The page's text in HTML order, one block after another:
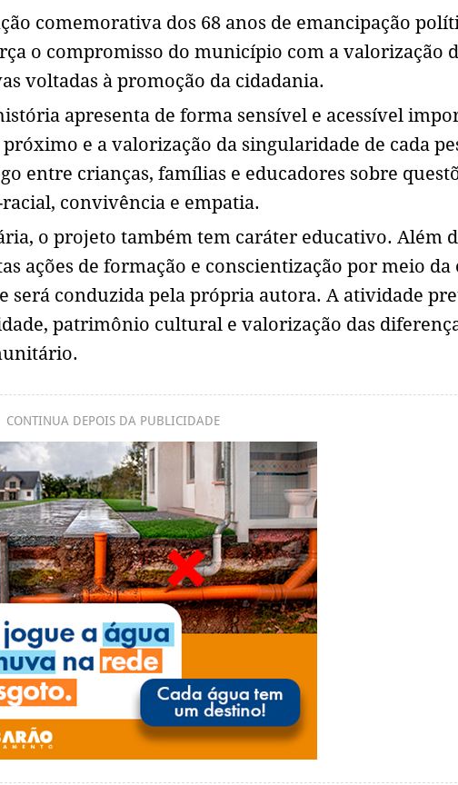
comemorativa dos 68 anos de emancipação
o compromisso do município com a valorização
voltadas à promoção da cidadania.
apresenta de forma sensível e acessível
e a valorização da singularidade de cada
entre crianças, famílias e educadores sobre
convivência e empatia.
o projeto também tem caráter educativo. Além
ações de formação e conscientização por meio da
será conduzida pela própria autora. A atividade
patrimônio cultural e valorização das
CONTINUA DEPOIS DA PUBLICIDADE